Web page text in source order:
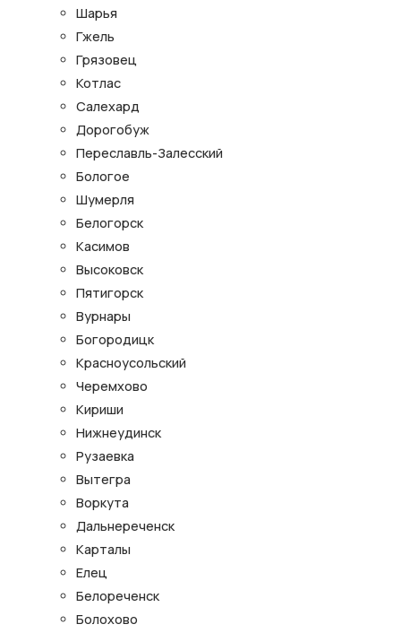
Шарья
Гжель
Грязовец
Котлас
Салехард
Дорогобуж
Переславль-Залесский
Бологое
Шумерля
Белогорск
Касимов
Высоковск
Пятигорск
Вурнары
Богородицк
Красноусольский
Черемхово
Кириши
Нижнеудинск
Рузаевка
Вытегра
Воркута
Дальнереченск
Карталы
Елец
Белореченск
Болохово